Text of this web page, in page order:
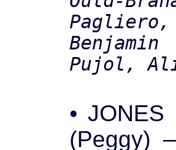
Pujol,
•
(Peggy)